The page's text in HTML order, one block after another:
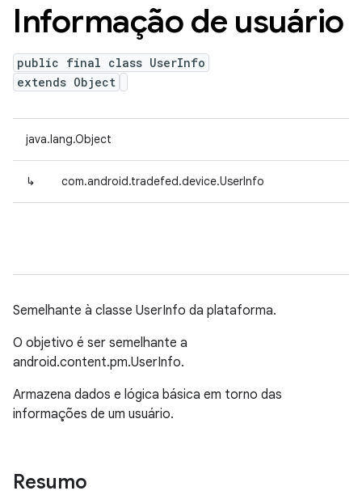
Informação de usuário
public final class UserInfo
extends Object
java.lang.Object
↳ com.android.tradefed.device.UserInfo
Semelhante à classe UserInfo da plataforma.
O objetivo é ser semelhante a
android.content.pm.UserInfo.
Armazena dados e lógica básica em torno das
informações de um usuário.
Resumo